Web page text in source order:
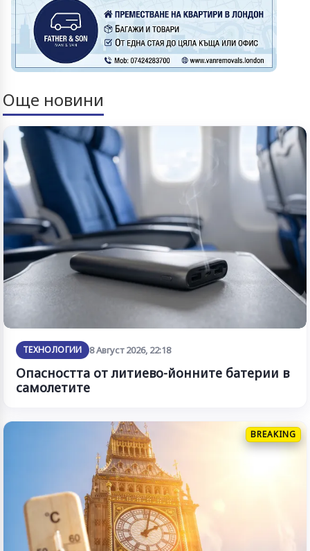
Още новини
ТЕХНОЛОГИИ 8 Август 2026, 22:18
Опасността от литиево-йонните батерии в
самолетите
BREAKING